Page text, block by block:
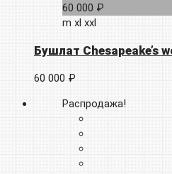
60 000 ₽
m xl xxl
Бушлат Chesapeake’s
60 000 ₽
Распродажа!